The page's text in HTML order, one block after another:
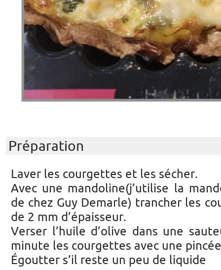
Préparation
Laver les courgettes et les sécher.
Avec une mandoline(j’utilise la
de chez Guy Demarle) trancher les
de 2 mm d’épaisseur.
Verser l’huile d’olive dans une
minute les courgettes avec une
Égoutter s’il reste un peu de liquide